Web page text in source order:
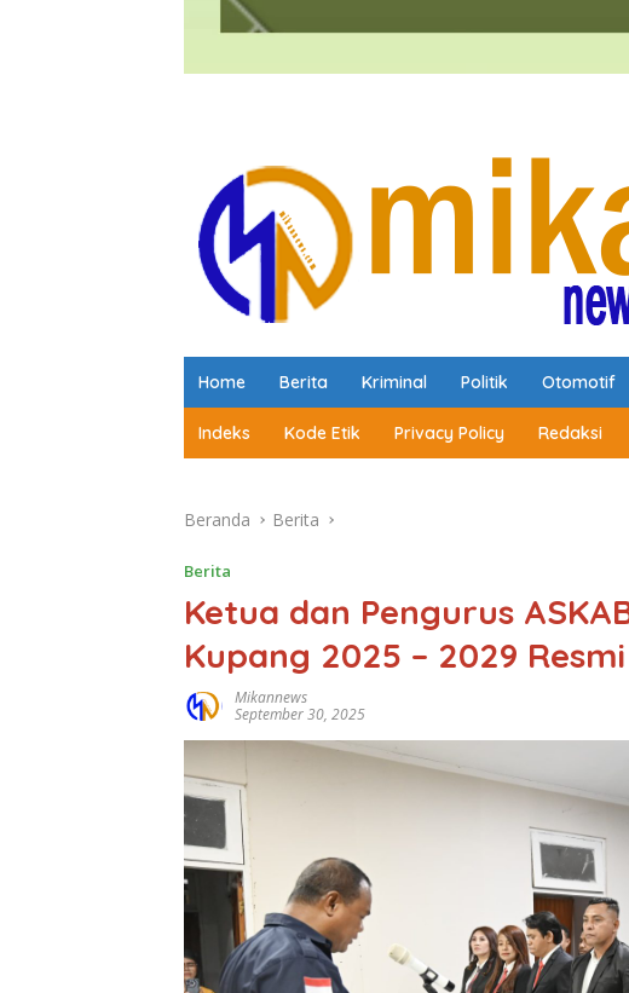
Home Berita Kriminal Politik Otomotif
Indeks Kode Etik Privacy Policy Redaksi
Beranda Berita
Berita
Ketua dan Pengurus
Kupang 2025 – 2029
Mikannews
September 30, 2025